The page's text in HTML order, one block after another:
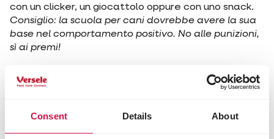
Consent Details About
con un clicker, un giocattolo oppure con uno snack.
Consiglio: la scuola per cani dovrebbe avere la sua
base nel comportamento positivo. No alle punizioni,
sì ai premi!
cuccioli possano giocare